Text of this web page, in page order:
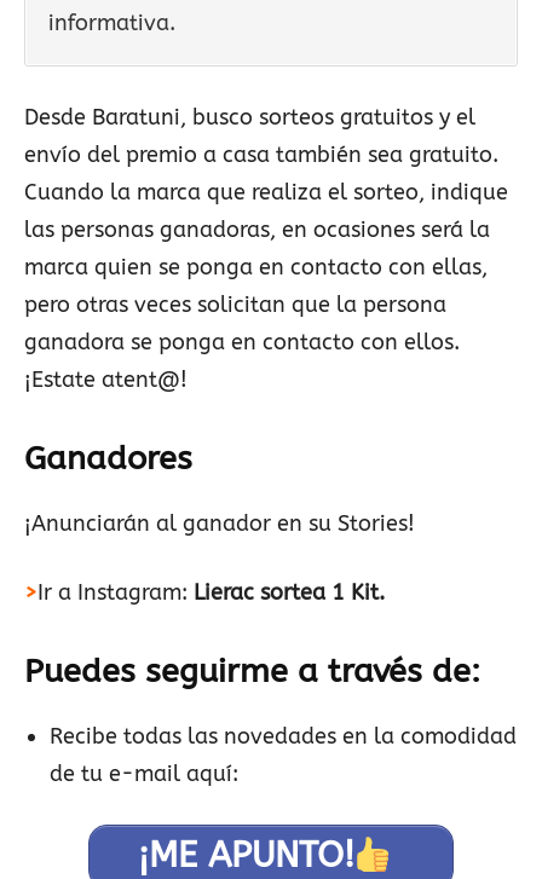
informativa.
Desde Baratuni, busco sorteos gratuitos y el
envío del premio a casa también sea gratuito.
Cuando la marca que realiza el sorteo, indique
las personas ganadoras, en ocasiones será la
marca quien se ponga en contacto con ellas,
pero otras veces solicitan que la persona
ganadora se ponga en contacto con ellos.
¡Estate atent@!
Ganadores
¡Anunciarán al ganador en su Stories!
>Ir a Instagram: Lierac sortea 1 Kit.
Puedes seguirme a través de:
Recibe todas las novedades en la comodidad
de tu e-mail aquí:
¡ME APUNTO!